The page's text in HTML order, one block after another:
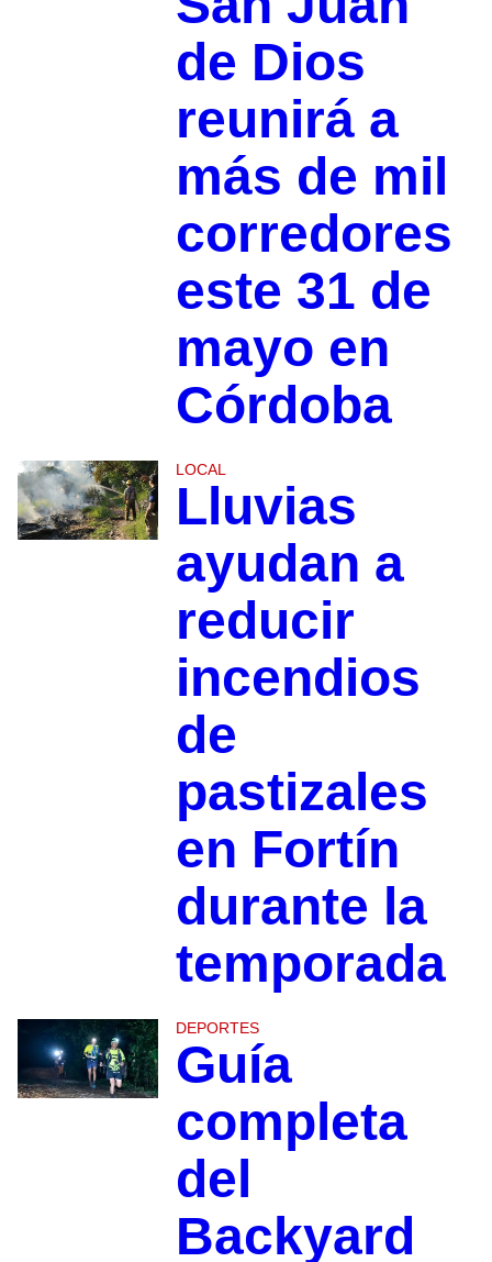
de Dios
reunirá a
más de mil
corredores
este 31 de
mayo en
Córdoba
LOCAL
Lluvias
ayudan a
reducir
incendios
de
pastizales
en Fortín
durante la
temporada
DEPORTES
Guía
completa
del
Backyard